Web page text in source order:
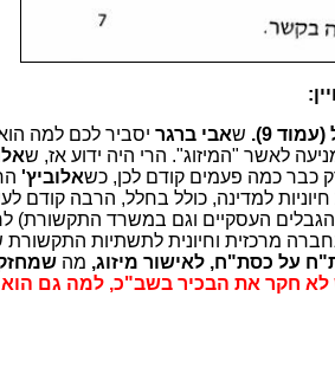
9).
שאבי ברגר יסביר לכם למה
לאשר "המיזוג". הרי היה ידוע אז, ש
כבר כמה פעמים קודם לכן, כשאלוביץ'
למדינה, כולל בחלל, הרבה קודם
ב-2010, כשאושר לו (גם בהגבלים העסקיים וגם במשרד
מרכזית וחיונית לתשתיות התקשורת
על כסת"ח, לאישור מיזוג, מה
לא חקר את הבכיר בשב"כ, למה גם